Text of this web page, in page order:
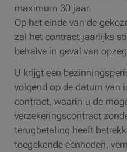
maximum 30 jaar.
Op het einde van de
zal het contract jaarlijks
behalve in geval van
U krijgt een
volgend op de datum van
contract, waarin u de
verzekeringscontract
terugbetaling heeft
toegekende eenheden,